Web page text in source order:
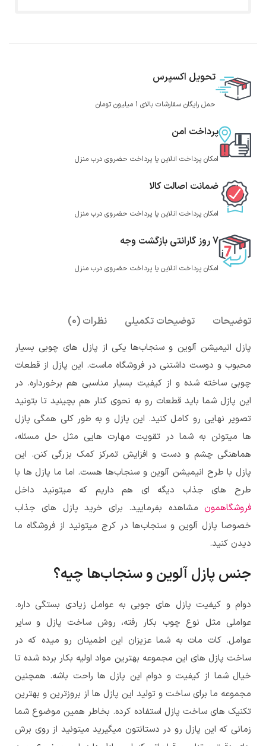
تحویل اکسپرس
حمل رایگان سفارشات بالای 1 میلیون تومان
پرداخت امن
امکان پرداخت انلاین یا پرداخت حضروی درب منزل
ضمانت اصالت کالا
امکان پرداخت انلاین یا پرداخت حضروی درب منزل
7 روز گارانتی بازگشت وجه
امکان پرداخت انلاین یا پرداخت حضروی درب منزل
توضیحات توضیحات تکمیلی نظرات (0)
پازل انیمیشن آلوین و سنجاب‌ها یکی از پازل های چوبی بسیار
محبوب و دوست داشتنی در فروشگاه ماست. این پازل از قطعات
چوبی ساخته شده و از کیفیت بسیار مناسبی هم برخورداره. در
این پازل شما باید قطعات رو به نحوی کنار هم بچینید تا بتونید
تصویر نهایی رو کامل کنید. این پازل و به طور کلی همگی پازل
ها میتونن به شما در تقویت مهارت هایی مثل حل مسئله،
هماهنگی چشم و دست و افزایش تمرکز کمک بزرگی کنن. این
پازل با طرح انیمیشن آلوین و سنجاب‌ها هست. اما ما پازل ها با
طرح های جذاب دیگه ای هم داریم که میتونید داخل
فروشگاهمون مشاهده بفرمایید. برای خرید پازل های جذاب
خصوصا پازل آلوین و سنجاب‌ها در کرج میتونید از فروشگاه ما
دیدن کنید.
جنس پازل آلوین و سنجاب‌ها چیه؟
دوام و کیفیت پازل های جوبی به عوامل زیادی بستگی داره.
عواملی مثل نوع چوب بکار رفته، روش ساخت پازل و سایر
عوامل. کات مات به شما عزیزان این اطمینان رو میده که در
ساخت پازل های این مجموعه بهترین مواد اولیه بکار برده شده تا
خیال شما از کیفیت و دوام این پازل ها راحت باشه. همچنین
مجموعه ما برای ساخت و تولید این پازل ها از بروزترین و بهترین
تکنیک های ساخت پازل استفاده کرده. بخاطر همین موضوع شما
زمانی که این پازل رو در دستانتون میگیرید میتونید از روی برش